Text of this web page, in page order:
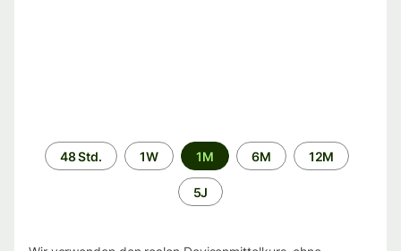
Zeitraum
48 Std. 1W 1M 6M 12M
5J